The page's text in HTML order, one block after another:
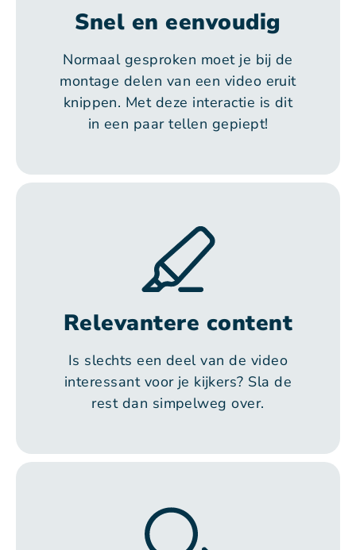
Snel en eenvoudig
Normaal gesproken moet je bij de
montage delen van een video eruit
knippen. Met deze interactie is dit
in een paar tellen gepiept!
Relevantere content
Is slechts een deel van de video
interessant voor je kijkers? Sla de
rest dan simpelweg over.